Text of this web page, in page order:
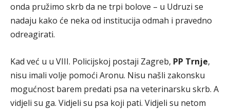
onda pružimo skrb da ne trpi bolove – u Udruzi se
nadaju kako će neka od institucija odmah i pravedno
odreagirati.
Kad već u u VIII. Policijskoj postaji Zagreb, PP Trnje,
nisu imali volje pomoći Aronu. Nisu našli zakonsku
mogućnost barem predati psa na veterinarsku skrb. A
vidjeli su ga. Vidjeli su psa koji pati. Vidjeli su netom